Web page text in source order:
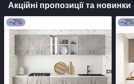
Акційні пропозиції та новинки
–2% –2%